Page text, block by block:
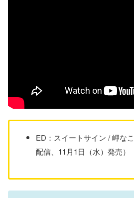
ED：スイートサイン / 岬な
配信、11月1日（水）発売）